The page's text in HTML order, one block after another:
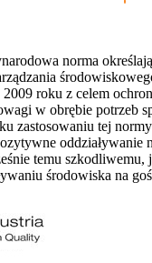
norma
roku z celem
w obrębie potrzeb
zastosowaniu tej
oddziaływanie
temu szkodliwemu,
środowiska na